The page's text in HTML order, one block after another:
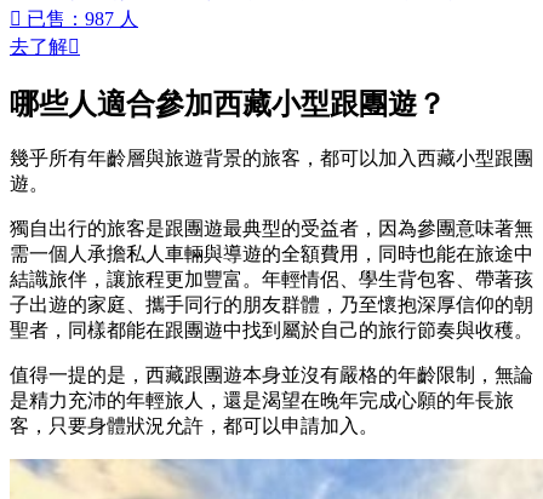
 已售：987 人
去了解
哪些人適合參加西藏小型跟團遊？
幾乎所有年齡層與旅遊背景的旅客，都可以加入西藏小型跟團
遊。
獨自出行的旅客是跟團遊最典型的受益者，因為參團意味著無
需一個人承擔私人車輛與導遊的全額費用，同時也能在旅途中
結識旅伴，讓旅程更加豐富。年輕情侶、學生背包客、帶著孩
子出遊的家庭、攜手同行的朋友群體，乃至懷抱深厚信仰的朝
聖者，同樣都能在跟團遊中找到屬於自己的旅行節奏與收穫。
值得一提的是，西藏跟團遊本身並沒有嚴格的年齡限制，無論
是精力充沛的年輕旅人，還是渴望在晚年完成心願的年長旅
客，只要身體狀況允許，都可以申請加入。